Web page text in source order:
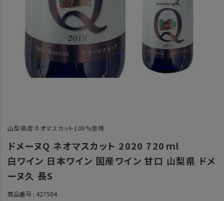
山梨県産ネオマスカット100%使用
ドメーヌQ ネオマスカット 2020 720ｍl
白ワイン 日本ワイン 国産ワイン 甘口 山梨県 ドメ
ーヌ久 長S
商品番号 427504